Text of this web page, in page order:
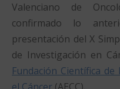
Valenciano de
confirmado lo
presentación del X
de Investigación en
Fundación Científica
el Cáncer (AECC).